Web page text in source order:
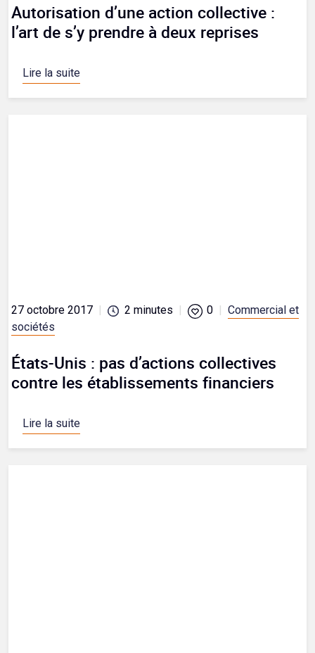
Autorisation d’une action collective :
l’art de s’y prendre à deux reprises
Lire la suite
27 octobre 2017 2 minutes 0
Commercial et
sociétés
États-Unis : pas d’actions collectives
contre les établissements financiers
Lire la suite